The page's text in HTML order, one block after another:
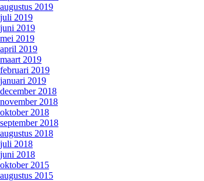
augustus 2019
juli 2019
juni 2019
mei 2019
april 2019
maart 2019
februari 2019
januari 2019
december 2018
november 2018
oktober 2018
september 2018
augustus 2018
juli 2018
juni 2018
oktober 2015
augustus 2015